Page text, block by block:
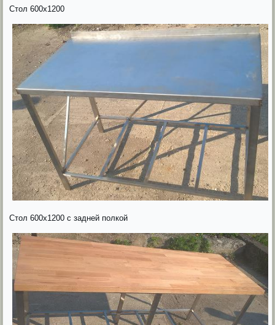
Стол 600х1200
Стол 600х1200 с задней полкой